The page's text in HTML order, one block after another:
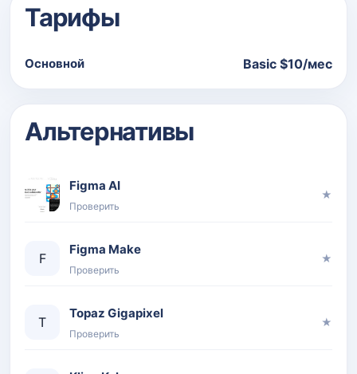
Тарифы
Основной Basic $10/мес
Альтернативы
Figma AI
Проверить
★
F
Figma Make
Проверить
★
T
Topaz Gigapixel
Проверить
★